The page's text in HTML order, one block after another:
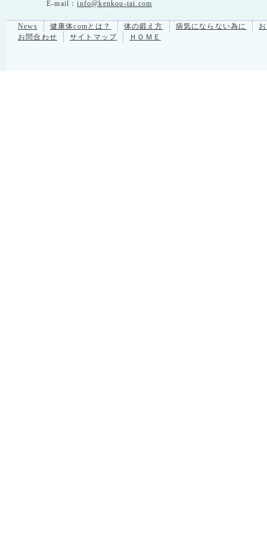
E-mail：info@kenkou-tai.com
News 健康体comとは？ 体の鍛え方 病気にならない為に
お問合わせ
サイトマップ ＨＯＭＥ